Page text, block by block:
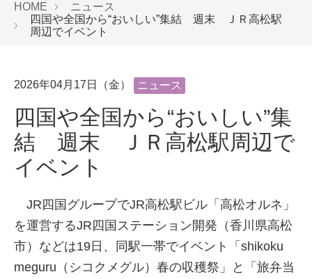
HOME
ニュース
四国や全国から“おいしい”集結 週末 ＪＲ高松駅
周辺でイベント
2026年04月17日（金） ニュース
四国や全国から“おいしい”集
結 週末 ＪＲ高松駅周辺で
イベント
JR四国グループでJR高松駅ビル「高松オルネ」
を運営するJR四国ステーション開発（香川県高松
市）などは19日、同駅一帯でイベント「shikoku
meguru（シコクメグル）春の収穫祭」と「旅弁当